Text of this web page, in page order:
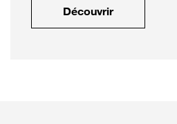
Découvrir